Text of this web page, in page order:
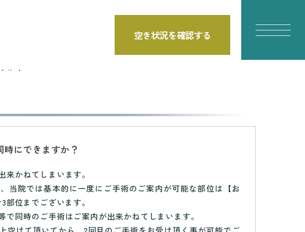
空き状況を確認する
か？
にできますか？
かねてしまいます。
当院では基本的に一度にご手術のご案内が可能な部位は【お
位までございます。
同時のご手術はご案内が出来かねてしまいます。